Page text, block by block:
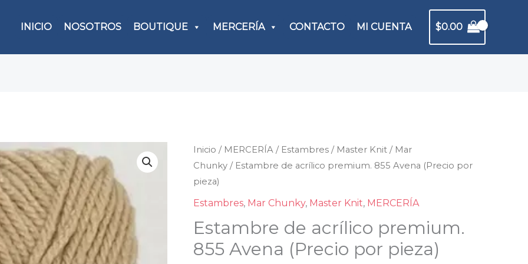
INICIO NOSOTROS BOUTIQUE MERCERÍA CONTACTO MI CUENTA $0.00
Inicio / MERCERÍA / Estambres / Master Knit / Mar
Chunky / Estambre de acrílico premium. 855 Avena (Precio por
pieza)
Estambres, Mar Chunky, Master Knit, MERCERÍA
Estambre de acrílico premium.
855 Avena (Precio por pieza)
Estambre
de
premium.
855
Avena
(Precio